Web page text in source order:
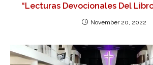
“Lecturas Devocionales Del
November 20, 2022